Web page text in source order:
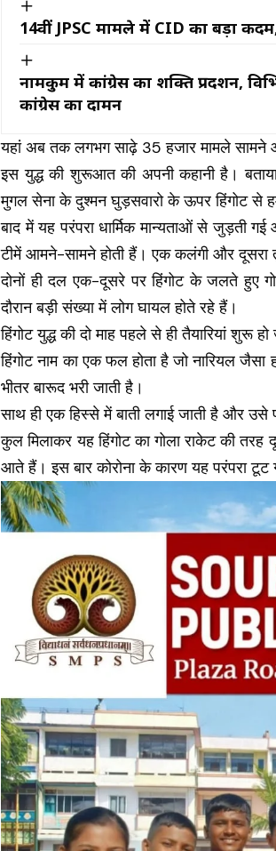
14वीं JPSC मामले में CID का बड़ा
नामकुम में कांग्रेस का शक्ति प्रदर्शन,
कांग्रेस का दामन
यहां अब तक लगभग साढ़े 35 हजार मामले सामने
इस युद्ध की शुरूआत की अपनी कहानी है।
मुगल सेना के दुश्मन घुड़सवारो के ऊपर हिंगोट
बाद में यह परंपरा धार्मिक मान्यताओं से जुड़ती
टीमें आमने-सामने होती हैं। एक कलंगी और दूसरा
दोनों ही दल एक-दूसरे पर हिंगोट के जलते हुए
दौरान बड़ी संख्या में लोग घायल होते रहे हैं।
हिंगोट युद्ध की दो माह पहले से ही तैयारियां शुरू हो
हिंगोट नाम का एक फल होता है जो नारियल
भीतर बारूद भरी जाती है।
साथ ही एक हिस्से में बाती लगाई जाती है और
कुल मिलाकर यह हिंगोट का गोला राकेट की
आते हैं। इस बार कोरोना के कारण यह परंपरा टूट